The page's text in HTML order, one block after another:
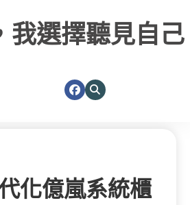
我選擇聽見自己
化億嵐系統櫃